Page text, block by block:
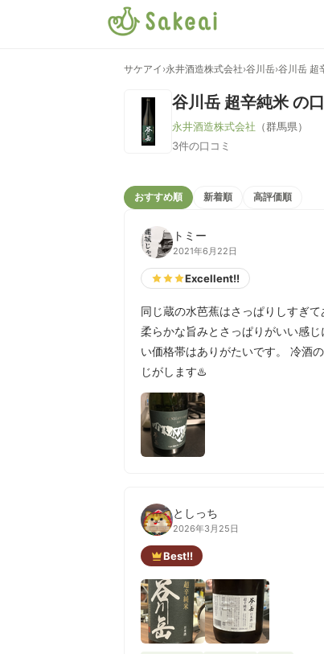
サケアイ ›永井酒造株式会社›谷川岳›谷川岳 超
谷川岳 超辛純米の
永井酒造株式会社 （群馬県）
3件の口コミ
おすすめ順 新着順 高評価順
トミー
2021年6月22日
Excellent!!
同じ蔵の水芭蕉はさっぱりしすぎ
柔らかな旨みとさっぱりがいい感
い価格帯はありがたいです。 冷酒
じがします♨️
としっち
2026年3月25日
Best!!